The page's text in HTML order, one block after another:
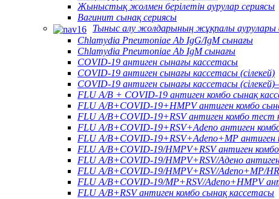
Жыныстық жолмен берілетін аурулар сериясы
Вагинит сынақ сериясы
Тыныс алу жолдарының жұқпалы аурулары
Chlamydia Pneumoniae Ab IgG/IgM сынағы
Chlamydia Pneumoniae Ab IgM сынағы
COVID-19 антиген сынағы кассетасы
COVID-19 антиген сынағы кассетасы (сілекей)
COVID-19 антиген сынағы кассетасы
FLU A/B + COVID-19 антиген комбо сынақ
FLU A/B+COVID-19+HMPV антиген комбо
FLU A/B+COVID-19+RSV антиген комбо тест
FLU A/B+COVID-19+RSV+Adeno антиген
FLU A/B+COVID-19+RSV+Adeno+MP антиген
FLU A/B+COVID-19/HMPV+RSV антиген
FLU A/B+COVID-19/HMPV+RSV/Адено
FLU A/B+COVID-19/HMPV+RSV/Adeno+MP/
FLU A/B+COVID-19/MP+RSV/Adeno+HMPV
FLU A/B+RSV антиген комбо сынақ кассетасы